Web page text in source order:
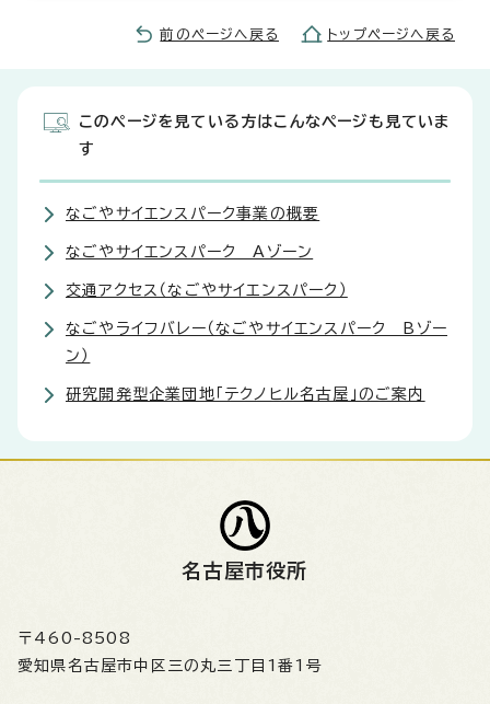
前のページへ戻る トップページへ戻る
このページを見ている方はこんなページも見ていま
す
なごやサイエンスパーク事業の概要
なごやサイエンスパーク Aゾーン
交通アクセス（なごやサイエンスパーク）
なごやライフバレー（なごやサイエンスパーク Bゾー
ン）
研究開発型企業団地「テクノヒル名古屋」のご案内
名古屋市役所
〒460-8508
愛知県名古屋市中区三の丸三丁目1番1号